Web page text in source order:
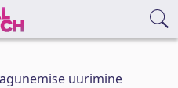
uurimine